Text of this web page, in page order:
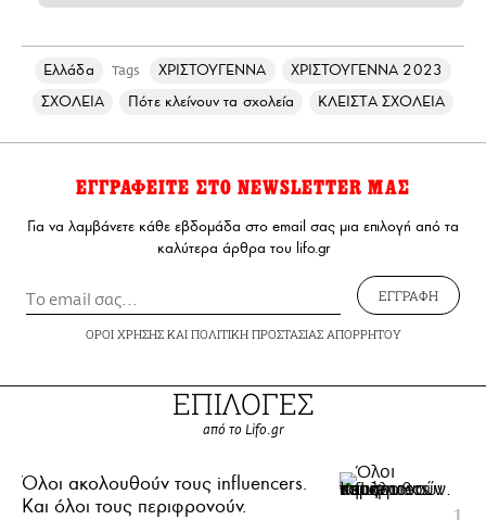
Ελλάδα Tags ΧΡΙΣΤΟΥΓΕΝΝΑ
ΧΡΙΣΤΟΥΓΕΝΝΑ 2023
ΣΧΟΛΕΙΑ
Πότε κλείνουν τα σχολεία ΚΛΕΙΣΤΑ ΣΧΟΛΕΙΑ
ΕΓΓΡΑΦΕΙΤΕ ΣΤΟ NEWSLETTER ΜΑΣ
Για να λαμβάνετε κάθε εβδομάδα στο email σας μια επιλογή από τα
καλύτερα άρθρα του lifo.gr
ΕΓΓΡΑΦΗ
ΟΡΟΙ ΧΡΗΣΗΣΚΑΙ ΠΟΛΙΤΙΚΗ ΠΡΟΣΤΑΣΙΑΣ ΑΠΟΡΡΗΤΟΥ
ΕΠΙΛΟΓΕΣ
από το Lifo.gr
Όλοι ακολουθούν τους influencers.
Και όλοι τους περιφρονούν.